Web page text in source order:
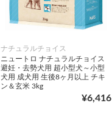
ナチュラルチョイス
ニュートロ ナチュラルチョイス
避妊・去勢犬用 超小型犬～小型
犬用 成犬用 生後8ヶ月以上 チキ
ン＆玄米 3kg
¥6,416